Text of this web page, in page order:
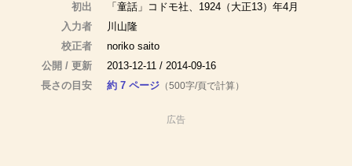
初出
「童話」コドモ社、1924（大正13）年4月
入力者
川山隆
校正者
noriko saito
公開 / 更新
2013-12-11 / 2014-09-16
長さの目安
約 7 ページ （500字/頁で計算）
広告